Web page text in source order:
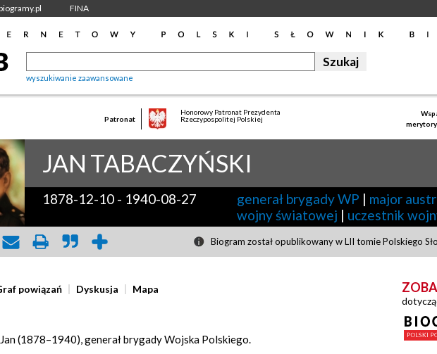
FINA
wyszukiwanie zaawansowane
Patronat
Honorowy Patronat Prezydenta
Rzeczypospolitej Polskiej
JAN TABACZYŃSKI
1878-12-10 - 1940-08-27 generał brygady WP | major
wojny światowej | uczestnik
Biogram został opublikowany w LII tomie Polskiego
powiązań Dyskusja Mapa
Jan (1878–1940), generał brygady Wojska Polskiego.